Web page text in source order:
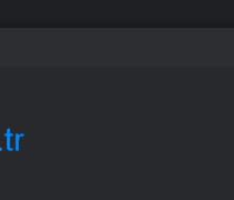
son hali